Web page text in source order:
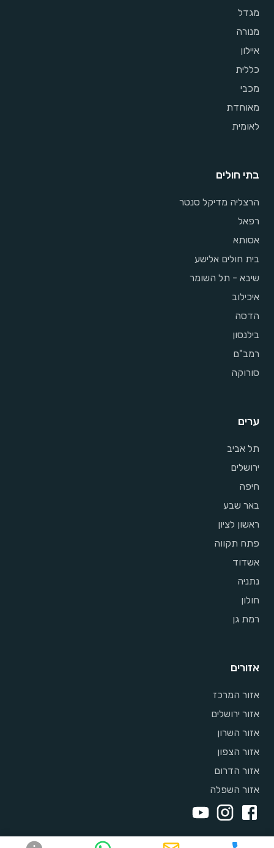
מגדל
מנורה
איילון
כללית
מכבי
מאוחדת
לאומית
בתי חולים
הרצליה מדיקל סנטר
רפאל
אסותא
בית חולים אלישע
שיבא - תל השומר
איכילוב
הדסה
בילנסון
רמב"ם
סורוקה
ערים
תל אביב
ירושלים
חיפה
באר שבע
ראשון לציון
פתח תקווה
אשדוד
נתניה
חולון
רמת גן
אזורים
אזור המרכז
אזור ירושלים
אזור השרון
אזור הצפון
אזור הדרום
אזור השפלה